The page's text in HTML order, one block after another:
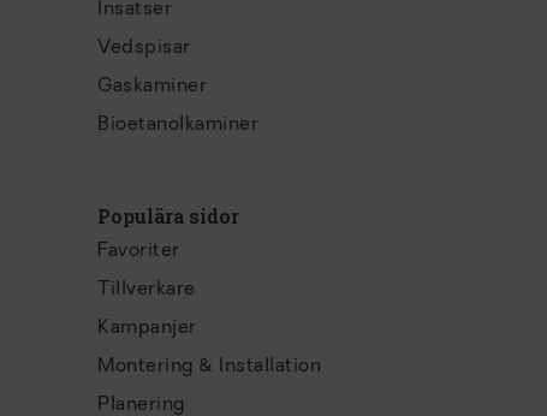
Insatser
Vedspisar
Gaskaminer
Bioetanolkaminer
Populära sidor
Favoriter
Tillverkare
Kampanjer
Montering & Installation
Planering